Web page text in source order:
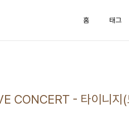
홈 태그
CONCERT - 타이니지